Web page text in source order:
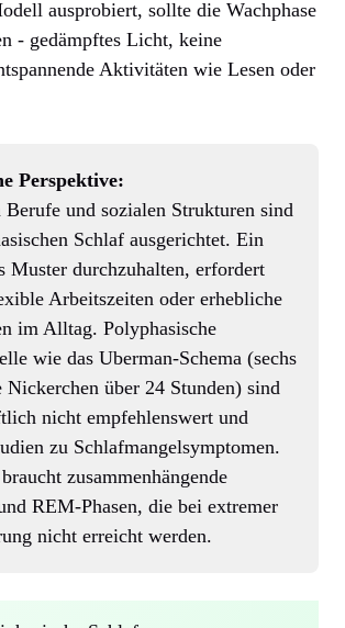
ausprobiert, sollte die Wachphase
- gedämpftes Licht, keine
Aktivitäten wie Lesen oder
Perspektive:
Berufe und sozialen Strukturen sind
Schlaf ausgerichtet. Ein
Muster durchzuhalten, erfordert
Arbeitszeiten oder erhebliche
im Alltag. Polyphasische
wie das Uberman-Schema (sechs
Nickerchen über 24 Stunden) sind
nicht empfehlenswert und
zu Schlafmangelsymptomen.
zusammenhängende
REM-Phasen, die bei extremer
nicht erreicht werden.